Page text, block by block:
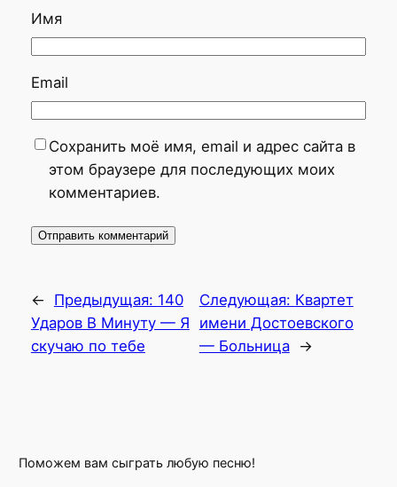
Имя
Email
Сохранить моё имя, email и адрес сайта в
этом браузере для последующих моих
комментариев.
← Предыдущая: 140
Ударов В Минуту — Я
скучаю по тебе
Следующая: Квартет
имени Достоевского
— Больница
→
Поможем вам сыграть любую песню!